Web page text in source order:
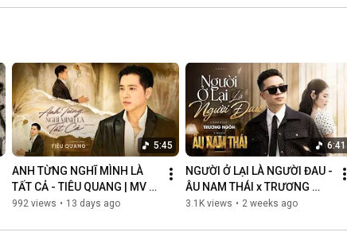
5:45
ANH TỪNG NGHĨ MÌNH LÀ
TẤT CẢ - TIÊU QUANG | MV
OFFICIAL
992 views • 13 days ago
6:41
NGƯỜI Ở LẠI LÀ NGƯỜI ĐAU -
ÂU NAM THÁI x TRƯƠNG
NGÔN | MV OFFICIAL
3.1K views • 2 weeks ago